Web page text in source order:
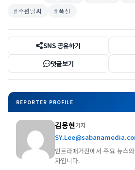
수원날씨
폭설
SNS 공유하기
댓글보기
REPORTER PROFILE
김용현기자
인트라매거진에서 주요 뉴스
자입니다.